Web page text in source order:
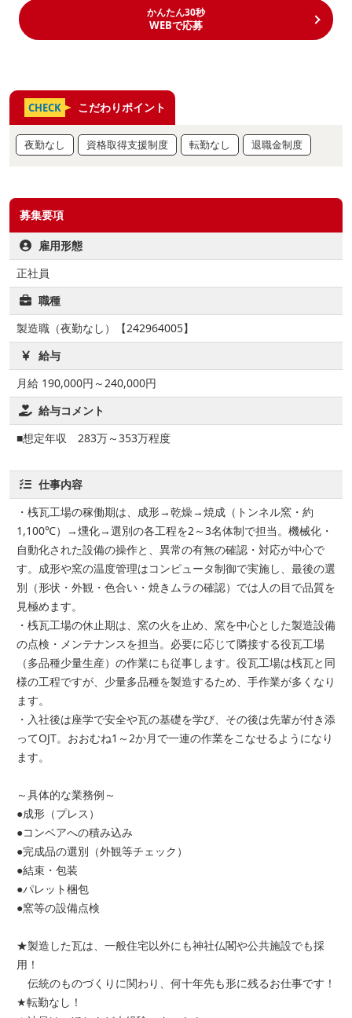
かんたん30秒
WEBで応募
CHECK こだわりポイント
夜勤なし 資格取得支援制度 転勤なし 退職金制度
募集要項
雇用形態
正社員
職種
製造職（夜勤なし）【242964005】
給与
月給 190,000円～240,000円
給与コメント
■想定年収 283万～353万程度
仕事内容
・桟瓦工場の稼働期は、成形→乾燥→焼成（トンネル窯・約
1,100℃）→燻化→選別の各工程を2～3名体制で担当。機械化・
自動化された設備の操作と、異常の有無の確認・対応が中心で
す。成形や窯の温度管理はコンピュータ制御で実施し、最後の選
別（形状・外観・色合い・焼きムラの確認）では人の目で品質を
見極めます。
・桟瓦工場の休止期は、窯の火を止め、窯を中心とした製造設備
の点検・メンテナンスを担当。必要に応じて隣接する役瓦工場
（多品種少量生産）の作業にも従事します。役瓦工場は桟瓦と同
様の工程ですが、少量多品種を製造するため、手作業が多くなり
ます。
・入社後は座学で安全や瓦の基礎を学び、その後は先輩が付き添
ってOJT。おおむね1～2か月で一連の作業をこなせるようになり
ます。
～具体的な業務例～
●成形（プレス）
●コンベアへの積み込み
●完成品の選別（外観等チェック）
●結束・包装
●パレット梱包
●窯等の設備点検
★製造した瓦は、一般住宅以外にも神社仏閣や公共施設でも採
用！
伝統のものづくりに関わり、何十年先も形に残るお仕事です！
★転勤なし！